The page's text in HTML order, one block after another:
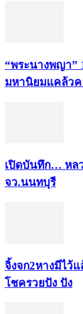
“พระ​นาง​พญา”
มหา​นิยม​แคล้ว
เปิดบันทึก… หล
จว.นนทบุรี
จิ้งจก​2​หาง​มีไว้แ
โชค​รวยปัง​ ปัง​